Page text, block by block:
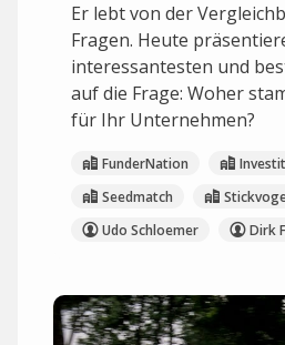
Er lebt von der
Fragen. Heute
interessantesten und
auf die Frage: Woher
für Ihr Unternehmen?
FunderNation
Seedmatch
Udo Schloemer
Dirk